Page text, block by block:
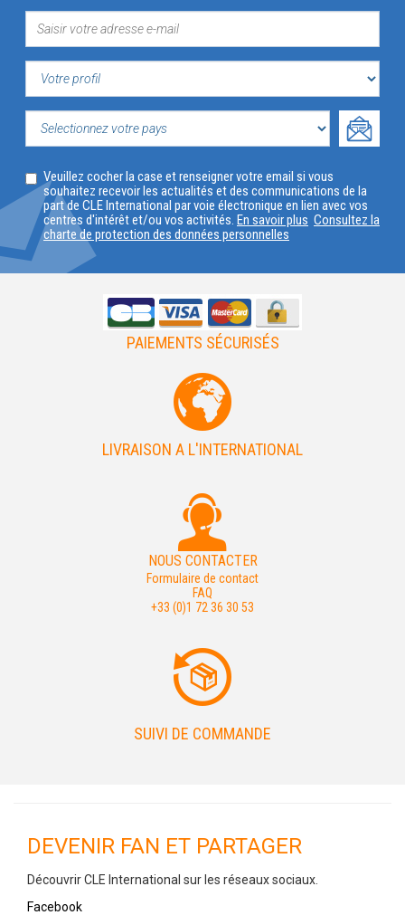
VOTRE
PROFIL
VOTRE
PAYS
Veuillez cocher la case et renseigner votre email si vous
souhaitez recevoir les actualités et des communications de la
part de CLE International par voie électronique en lien avec vos
centres d'intérêt et/ou vos activités. En savoir plus Consultez la
charte de protection des données personnelles
PAIEMENTS SÉCURISÉS
LIVRAISON A L'INTERNATIONAL
NOUS CONTACTER
Formulaire de contact
FAQ
+33 (0)1 72 36 30 53
SUIVI DE COMMANDE
DEVENIR FAN ET PARTAGER
Découvrir CLE International sur les réseaux sociaux.
Facebook